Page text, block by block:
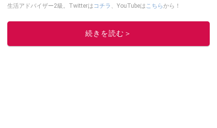
生活アドバイザー2級。Twitterは コチラ 、YouTubeは こちらから！
このイチオシストの他の記事を読む
続きを読む＞